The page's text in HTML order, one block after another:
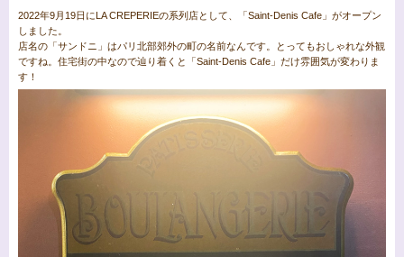
2022年9月19日にLA CREPERIEの系列店として、「Saint-Denis Cafe」がオープン
しました。
店名の「サンドニ」はパリ北部郊外の町の名前なんです。とってもおしゃれな外観
ですね。住宅街の中なので辿り着くと「Saint-Denis Cafe」だけ雰囲気が変わりま
す！